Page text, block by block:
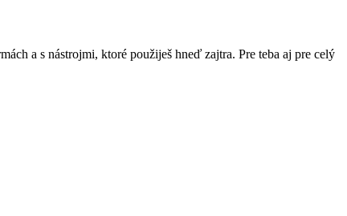
a s nástrojmi, ktoré použiješ hneď zajtra. Pre teba aj pre celý